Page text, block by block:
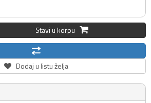
Stavi u korpu
Dodaj u listu želja